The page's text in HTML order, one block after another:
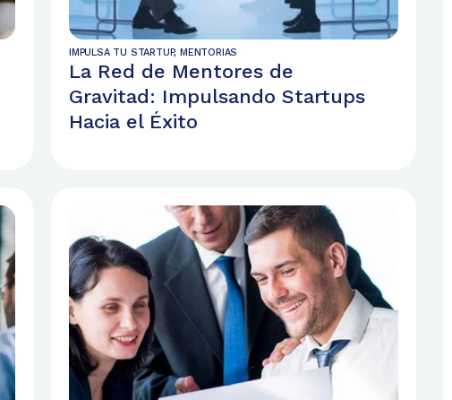
IMPULSA TU STARTUP,MENTORIAS
La Red de Mentores de
Gravitad: Impulsando Startups
Hacia el Éxito